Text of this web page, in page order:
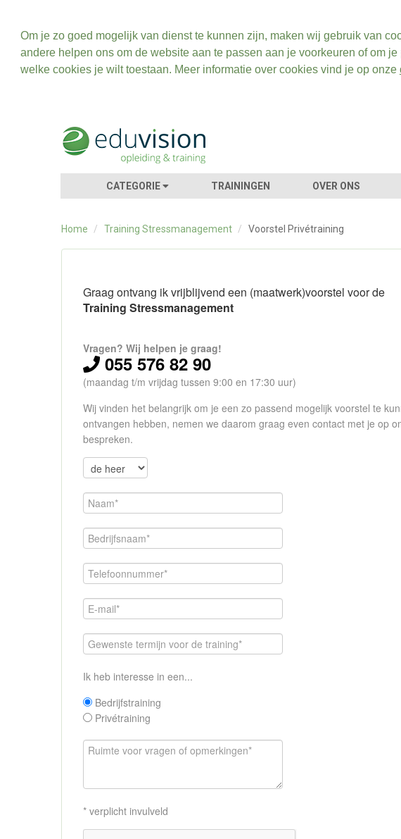
Om je zo goed mogelijk van dienst te kunnen zijn, maken wij gebruik van
andere helpen ons om de website aan te passen aan je voorkeuren of om
welke cookies je wilt toestaan. Meer informatie over cookies vind je op onze
CATEGORIE TRAININGEN OVER ONS
Home / Training Stressmanagement / Voorstel Privétraining
Graag ontvang ik vrijblijvend een (maatwerk)voorstel voor de
Training Stressmanagement
Vragen? Wij helpen je graag!
055 576 82 90
(maandag t/m vrijdag tussen 9:00 en 17:30 uur)
Wij vinden het belangrijk om je een zo passend mogelijk voorstel te
ontvangen hebben, nemen we daarom graag even contact met je op
bespreken.
Ik heb interesse in een...
Bedrijfstraining
Privétraining
* verplicht invulveld